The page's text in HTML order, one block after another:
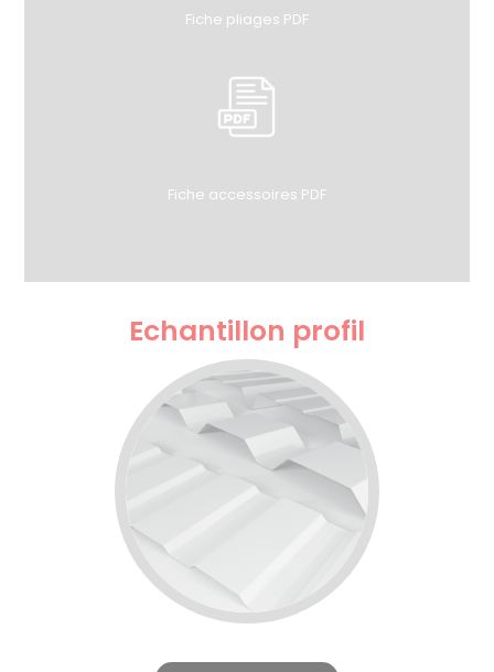
Fiche pliages PDF
Fiche accessoires PDF
Echantillon profil